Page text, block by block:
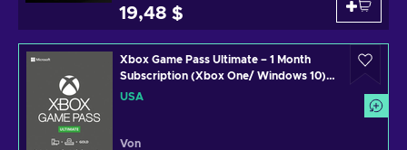
19,48 $
Xbox Game Pass Ultimate – 1 Month
Subscription (Xbox One/ Windows 10)
non-stackable Xbox Live Key UNITED
USA
Von